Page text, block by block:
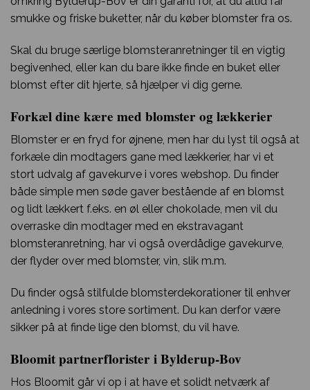
smukke og friske buketter, når du køber blomster fra os.
Skal du bruge særlige blomsteranretninger til en vigtig
begivenhed, eller kan du bare ikke finde en buket eller
blomst efter dit hjerte, så hjælper vi dig gerne.
Forkæl dine kære med blomster og lækkerier
Blomster er en fryd for øjnene, men har du lyst til også at
forkæle din modtagers gane med lækkerier, har vi et
stort udvalg af gavekurve i vores webshop. Du finder
både simple men søde gaver bestående af en blomst
og lidt lækkert f.eks. en øl eller chokolade, men vil du
overraske din modtager med en ekstravagant
blomsteranretning, har vi også overdådige gavekurve,
der flyder over med blomster, vin, slik m.m.
Du finder også stilfulde blomsterdekorationer til enhver
anledning i vores store sortiment. Du kan derfor være
sikker på at finde lige den blomst, du vil have.
Bloomit partnerflorister i Bylderup-Bov
Hos Bloomit går vi op i at have et solidt netværk af